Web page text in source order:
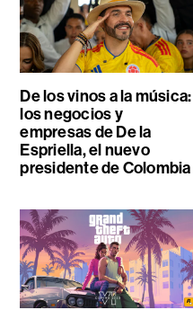
De los vinos a la música:
los negocios y
empresas de De la
Espriella, el nuevo
presidente de Colombia